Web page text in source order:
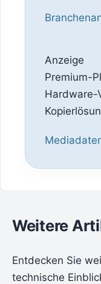
Anzeige
Premium-
Hardware-
Weitere
Entdecken Sie
technische